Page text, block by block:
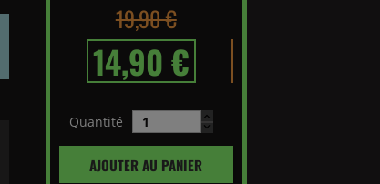
19,90 €
14,90 €
Quantité
AJOUTER AU PANIER